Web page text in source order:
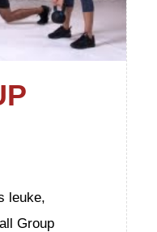
leuke,
Group